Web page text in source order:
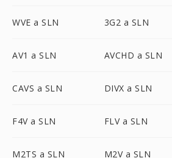
WVE a SLN 3G2 a SLN
AV1 a SLN AVCHD a SLN
CAVS a SLN DIVX a SLN
F4V a SLN FLV a SLN
M2TS a SLN M2V a SLN